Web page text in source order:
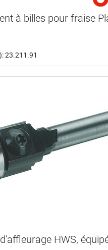
à billes pour fraise
23.211.91
HWS,